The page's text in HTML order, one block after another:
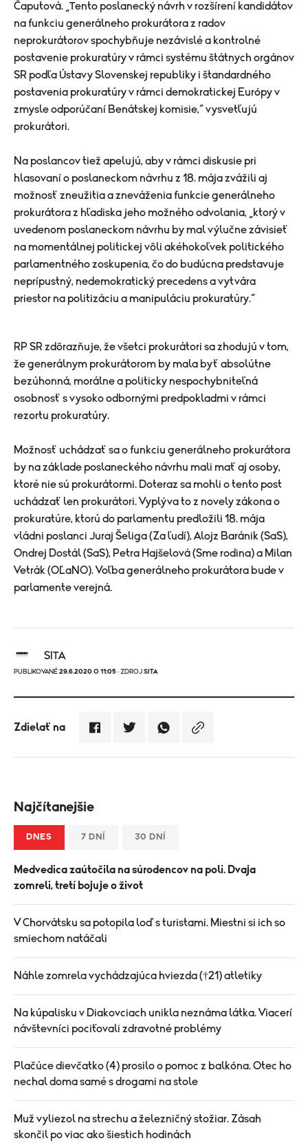
Čaputová. „Tento poslanecký návrh v rozšírení kandidátov
na funkciu generálneho prokurátora z radov
neprokurátorov spochybňuje nezávislé a kontrolné
postavenie prokuratúry v rámci systému štátnych orgánov
SR podľa Ústavy Slovenskej republiky i štandardného
postavenia prokuratúry v rámci demokratickej Európy v
zmysle odporúčaní Benátskej komisie,“ vysvetľujú
prokurátori.
Na poslancov tiež apelujú, aby v rámci diskusie pri
hlasovaní o poslaneckom návrhu z 18. mája zvážili aj
možnosť zneužitia a zneváženia funkcie generálneho
prokurátora z hľadiska jeho možného odvolania, „ktorý v
uvedenom poslaneckom návrhu by mal výlučne závisieť
na momentálnej politickej vôli akéhokoľvek politického
parlamentného zoskupenia, čo do budúcna predstavuje
neprípustný, nedemokratický precedens a vytvára
priestor na politizáciu a manipuláciu prokuratúry.“
RP SR zdôrazňuje, že všetci prokurátori sa zhodujú v tom,
že generálnym prokurátorom by mala byť absolútne
bezúhonná, morálne a politicky nespochybniteľná
osobnosť s vysoko odbornými predpokladmi v rámci
rezortu prokuratúry.
Možnosť uchádzať sa o funkciu generálneho prokurátora
by na základe poslaneckého návrhu mali mať aj osoby,
ktoré nie sú prokurátormi. Doteraz sa mohli o tento post
uchádzať len prokurátori. Vyplýva to z novely zákona o
prokuratúre, ktorú do parlamentu predložili 18. mája
vládni poslanci Juraj Šeliga (Za ľudí), Alojz Baránik (SaS),
Ondrej Dostál (SaS), Petra Hajšelová (Sme rodina) a Milan
Vetrák (OĽaNO). Voľba generálneho prokurátora bude v
parlamente verejná.
SITA
PUBLIKOVANÉ 29.6.2020 O 11:05 · ZDROJ SITA
Zdielať na
Najčítanejšie
DNES 7 DNÍ 30 DNÍ
Medvedica zaútočila na súrodencov na poli. Dvaja
zomreli, tretí bojuje o život
V Chorvátsku sa potopila loď s turistami. Miestni si ich so
smiechom natáčali
Náhle zomrela vychádzajúca hviezda (†21) atletiky
Na kúpalisku v Diakovciach unikla neznáma látka. Viacerí
návštevníci pociťovali zdravotné problémy
Plačúce dievčatko (4) prosilo o pomoc z balkóna. Otec ho
nechal doma samé s drogami na stole
Muž vyliezol na strechu a železničný stožiar. Zásah
skončil po viac ako šiestich hodinách